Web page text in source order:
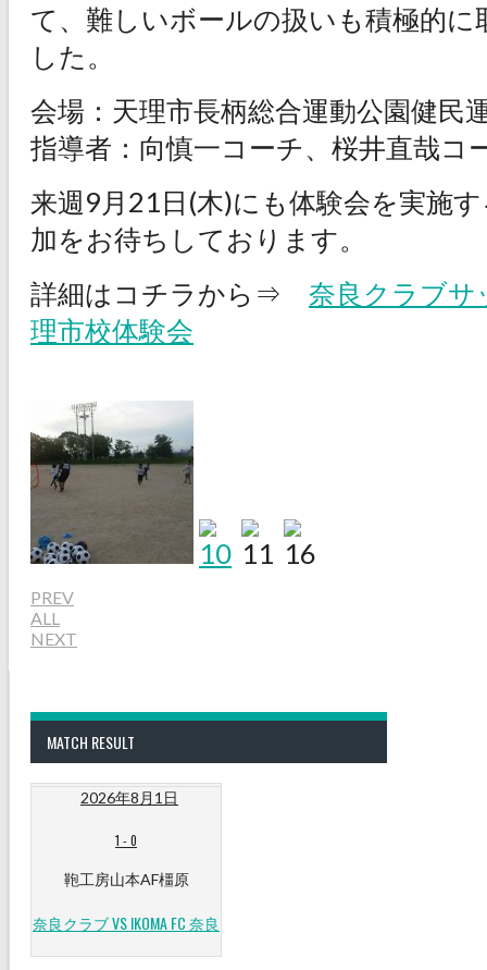
て、難しいボールの扱いも積極的
した。
会場：天理市長柄総合運動公園健民
指導者：向慎一コーチ、桜井直哉コ
来週9月21日(木)にも体験会を実施
加をお待ちしております。
詳細はコチラから⇒ 奈良クラブサ
理市校体験会
PREV
ALL
NEXT
MATCH RESULT
2026年8月1日
1 - 0
鞄工房山本AF橿原
奈良クラブ VS IKOMA FC 奈良